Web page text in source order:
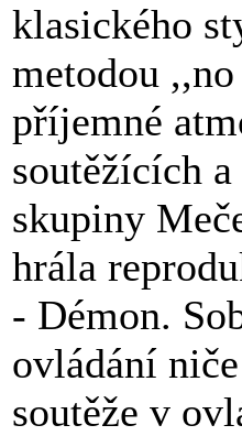
klasického
metodou
příjemné
soutěžících
skupiny
hrála
- Démon.
ovládání
soutěže v